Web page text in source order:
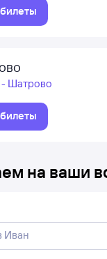
Шатрово
на ваши